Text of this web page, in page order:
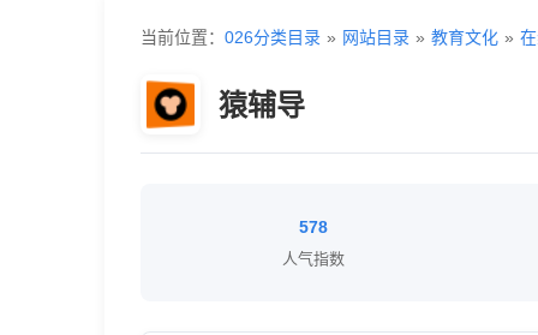
当前位置： 026分类目录 » 网站目录 » 教育文化 »
猿辅导
578
人气指数